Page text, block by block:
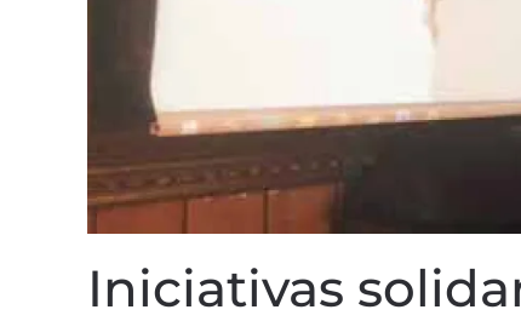
Iniciativas